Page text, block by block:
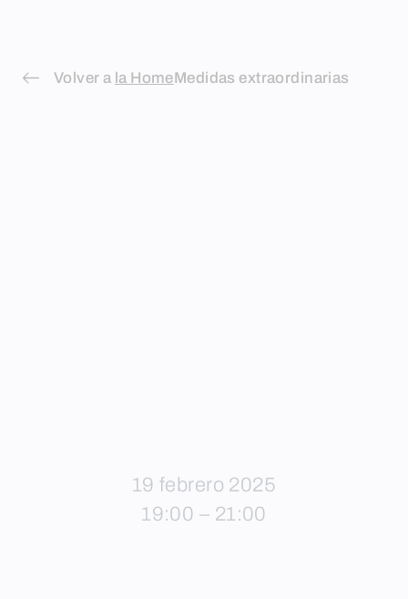
contentVolver a la HomeMedidas extraordinarias
19 febrero 2025
19:00 – 21:00